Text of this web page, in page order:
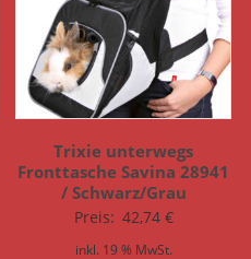
Trixie unterwegs
Fronttasche Savina 28941
/ Schwarz/Grau
Preis: 42,74 €
inkl. 19 % MwSt.